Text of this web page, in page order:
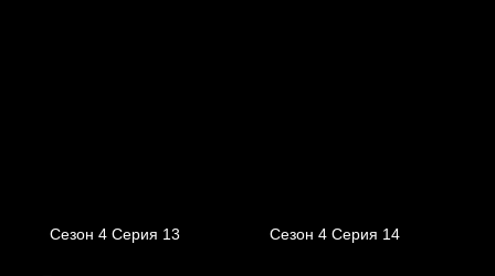
Сезон 4 Серия 13 Сезон 4 Серия 14